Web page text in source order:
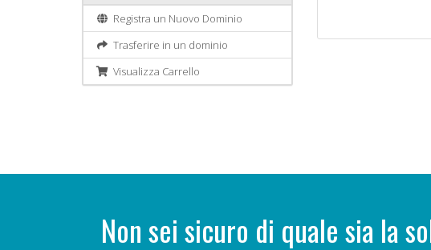
Registra un Nuovo Dominio
Trasferire in un dominio
Visualizza Carrello
Non sei sicuro di quale sia la